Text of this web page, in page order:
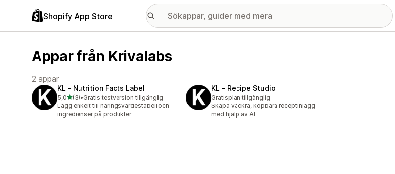
Shopify App Store
Appar från Krivalabs
2 appar
KL ‑ Nutrition Facts Label
5,0av 5 stjärnor
(3)
3 recensioner totalt
•Gratis testversion tillgänglig
Lägg enkelt till näringsvärdestabell och
ingredienser på produkter
KL ‑ Recipe Studio
Gratisplan tillgänglig
Skapa vackra, köpbara receptinlägg
med hjälp av AI